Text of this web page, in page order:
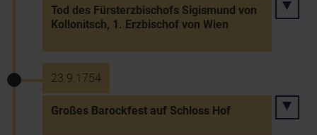
Tod des Fürsterzbischofs Sigismund von
Kollonitsch, 1. Erzbischof von Wien
23.9.1754
Großes Barockfest auf Schloss Hof